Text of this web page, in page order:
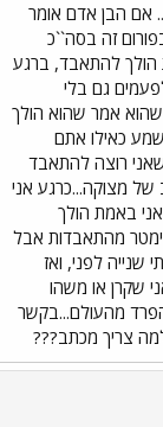
אם הבן אדם אומר
זה בסה``כ
הולך להתאבד, ברגע
גם בלי
אמר שהוא הולך
כאילו אתם
שאני רוצה להתאבד
של מצוקה...כרגע אני
באמת הולך
מהתאבדות אבל
לפני, ואז
שקרן או משהו
מהעולם...בקשר
צריך מכתב???